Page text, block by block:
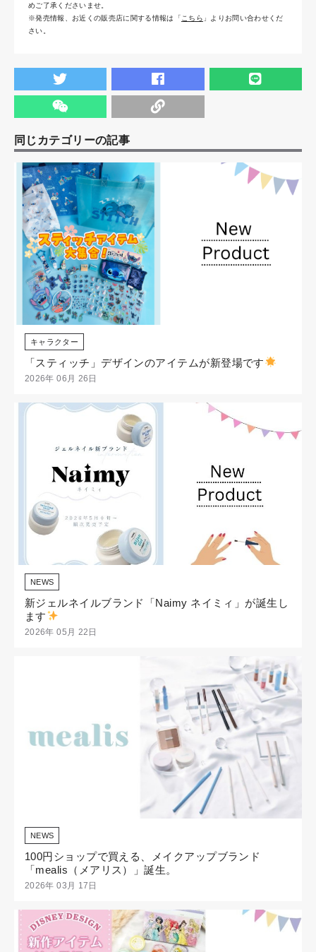
めご了承くださいませ。
※発売情報、お近くの販売店に関する情報は「 こちら 」よりお問い合わせくだ
さい。
同じカテゴリーの記事
キャラクター
「スティッチ」デザインのアイテムが新登場です
2026年 06月 26日
NEWS
新ジェルネイルブランド「Naimy ネイミィ」が誕生し
ます
2026年 05月 22日
NEWS
100円ショップで買える、メイクアップブランド
「mealis（メアリス）」誕生。
2026年 03月 17日